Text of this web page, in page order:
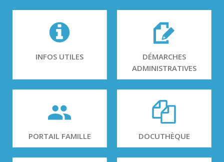
INFOS UTILES
DÉMARCHES
ADMINISTRATIVES
PORTAIL FAMILLE DOCUTHÈQUE